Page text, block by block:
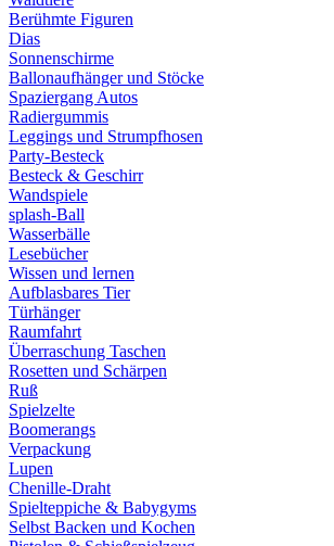
Berühmte Figuren
Dias
Sonnenschirme
Ballonaufhänger und Stöcke
Spaziergang Autos
Radiergummis
Leggings und Strumpfhosen
Party-Besteck
Besteck & Geschirr
Wandspiele
splash-Ball
Wasserbälle
Lesebücher
Wissen und lernen
Aufblasbares Tier
Türhänger
Raumfahrt
Überraschung Taschen
Rosetten und Schärpen
Ruß
Spielzelte
Boomerangs
Verpackung
Lupen
Chenille-Draht
Spielteppiche & Babygyms
Selbst Backen und Kochen